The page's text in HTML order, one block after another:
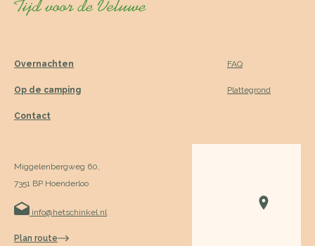
Overnachten
Op de camping
Contact
FAQ
Plattegrond
Miggelenbergweg 60,
7351 BP Hoenderloo
info@hetschinkel.nl
Plan route